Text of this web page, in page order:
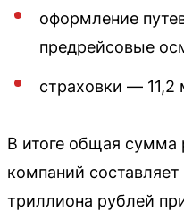
оформление
предрейсовые
страховки — 11,2
В итоге общая сумма
компаний
триллиона рублей